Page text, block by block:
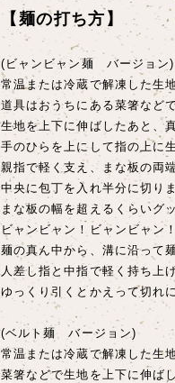
【麺の打ち方】
(ビャンビャン麺 バージョン)
常温または冷蔵で解凍した生
道具はおうちにある菜箸など
生地を上下に伸ばしたあと、
手のひらを上にして指の上に
親指で軽く支え、まな板の両
中央に包丁を入れ半分に切りま
まな板の幅を超えるくらいグ
ビャンビャン！ビャンビャン
麺の真ん中から、溝に沿って
人差し指と中指で軽く持ち上
ゆっくり引くとかえって切れ
(ベルト麺 バージョン)
常温または冷蔵で解凍した生
菜箸などで生地を上下に伸ば